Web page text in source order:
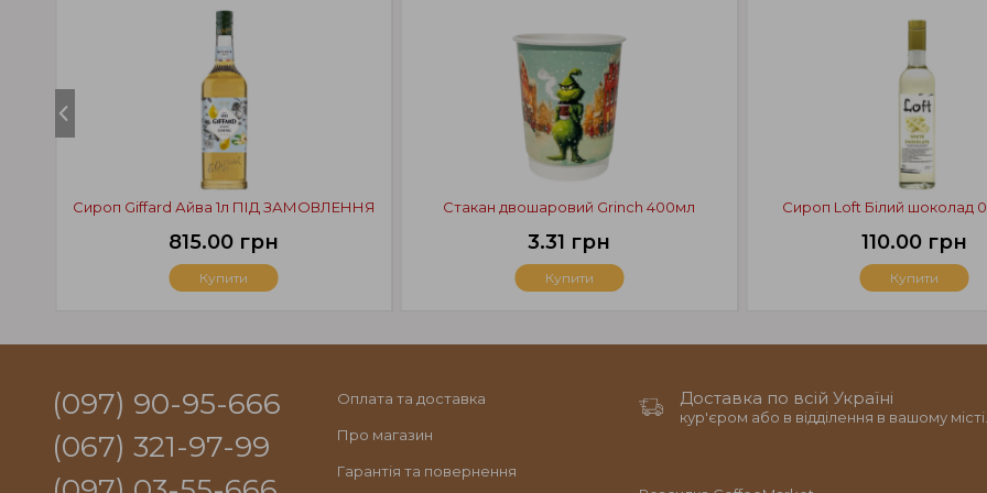
Сироп Giffard Айва 1л ПІД ЗАМОВЛЕННЯ
815.00 грн
Купити
Стакан двошаровий Grinch 400мл
3.31 грн
Купити
Сироп Loft Білий шоколад
110.00 грн
Купити
(097) 90-95-666
(067) 321-97-99
Оплата та доставка
Про магазин
Гарантія та повернення
Доставка по всій Україні
кур'єром або в відділення в вашому місті.